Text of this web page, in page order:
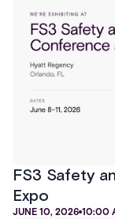
FS3 Safety
Expo
JUNE 10, 2026 10:00